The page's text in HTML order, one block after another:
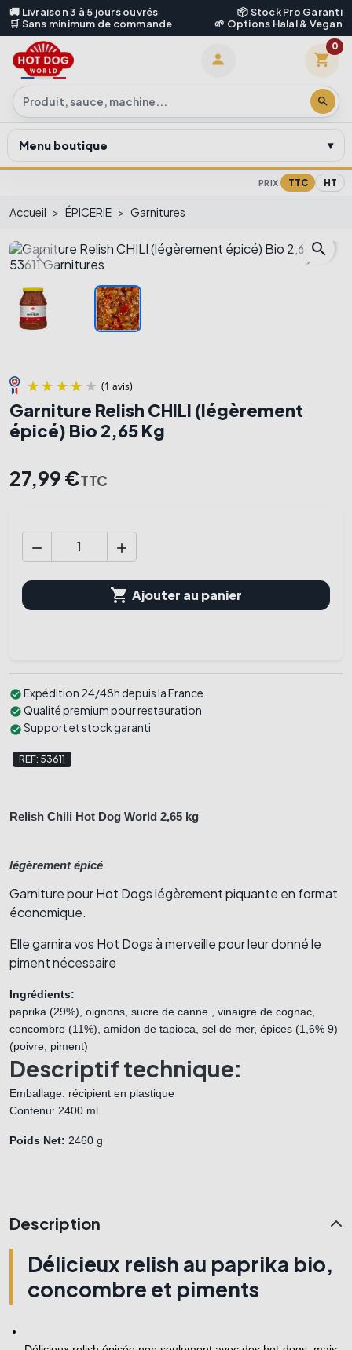
🚚 Livraison 3 à 5 jours ouvrés
📦 Stock Pro Garanti
🛒 Sans minimum de commande
🌱 Options Halal & Vegan

search
shopping_cart
0
Menu boutique
PRIX TTC HT
Accueil ÉPICERIE Garnitures
Previous Next
search
Garniture Relish CHILI (légèrement
épicé) Bio 2,65 Kg
27,99 €TTC
REF: 53611
Relish Chili Hot Dog World 2,65 kg
légèrement épicé
Garniture pour Hot Dogs légèrement piquante en format
économique.
Elle garnira vos Hot Dogs à merveille pour leur donné le
piment nécessaire
Ingrédients:
paprika (29%), oignons, sucre de canne , vinaigre de cognac,
concombre (11%), amidon de tapioca, sel de mer, épices (1,6% 9)
(poivre, piment)
Descriptif technique:
Emballage: récipient en plastique
Contenu: 2400 ml
Poids Net: 2460 g
check_circleExpédition 24/48h depuis la France
check_circleQualité premium pour restauration
check_circleSupport et stock garanti
 
 Ajouter au panier
Description
Délicieux relish au paprika bio,
concombre et piments